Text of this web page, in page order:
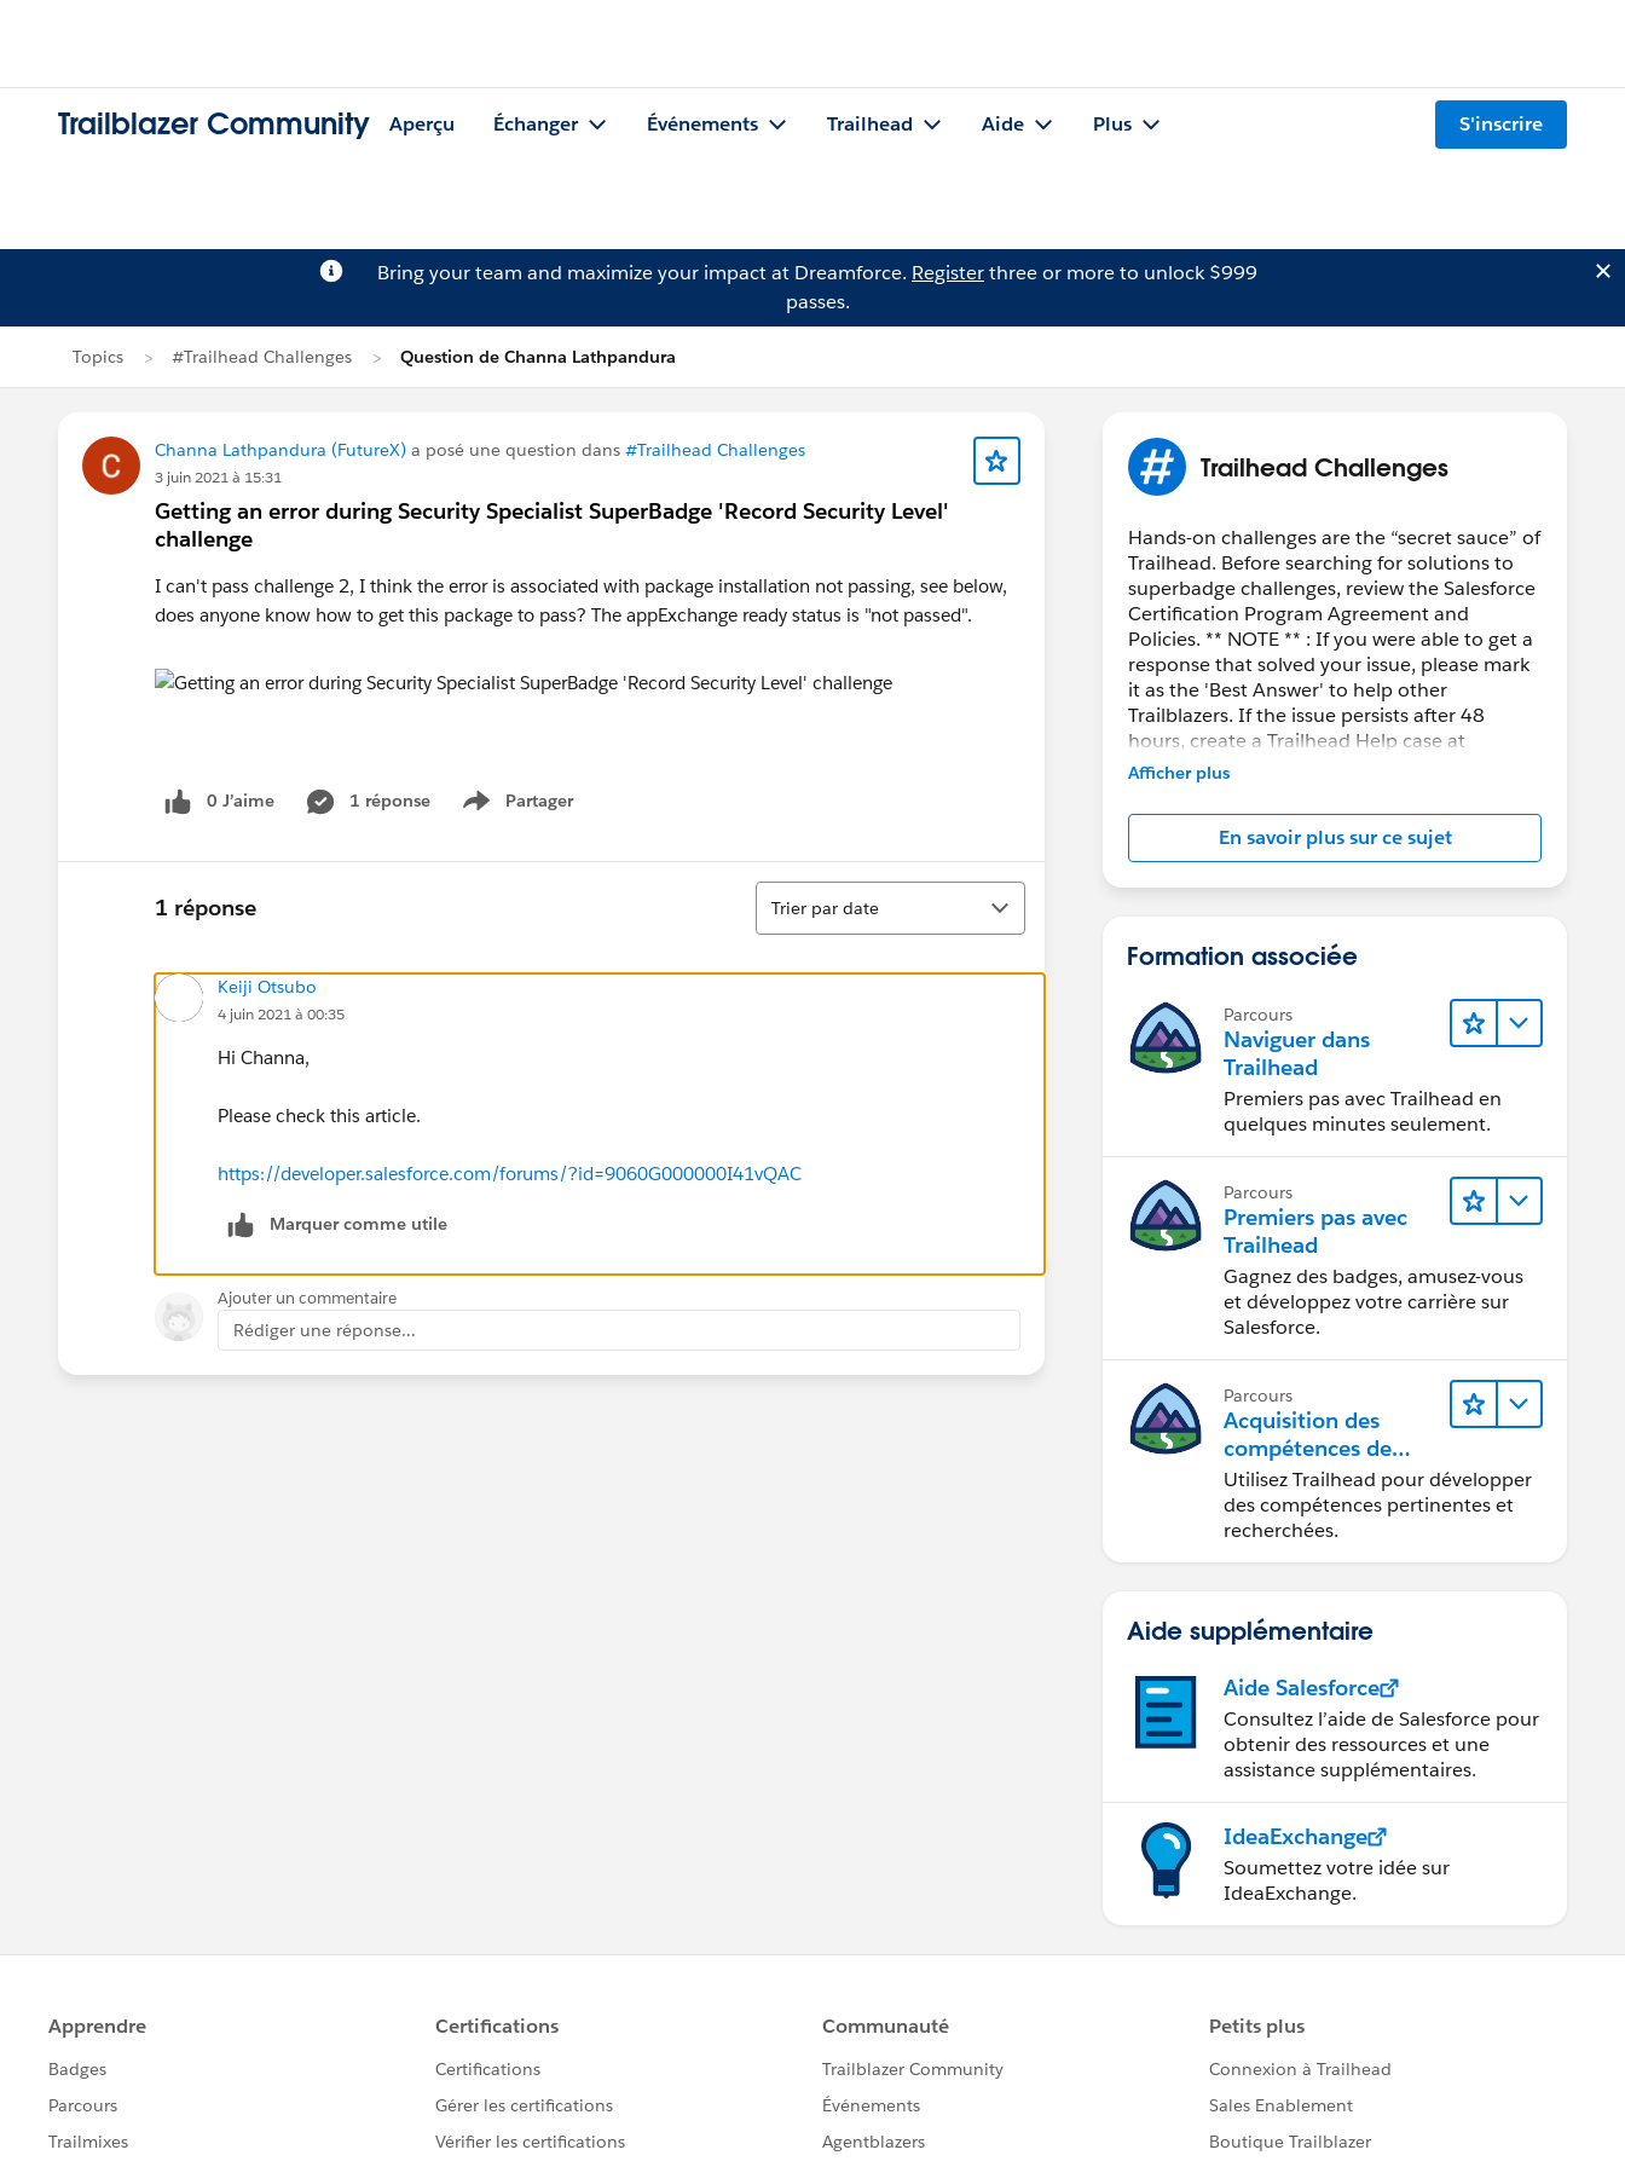
Trailblazer Community Aperçu Échanger Événements Trailhead Aide Plus S'inscrire
Bring your team and maximize your impact at Dreamforce. Registerthree or more to unlock $999
passes.
Topics #Trailhead Challenges Question de Channa Lathpandura
Channa Lathpandura (FutureX) a posé une question dans #Trailhead Challenges
3 juin 2021 à 15:31
Getting an error during Security Specialist SuperBadge 'Record Security Level'
challenge
I can't pass challenge 2, I think the error is associated with package installation not passing, see below,
does anyone know how to get this package to pass? The appExchange ready status is "not passed".
0 J’aime 1 réponse Partager
Show menu
1 réponse
Tri
Trier par date
Keiji Otsubo
4 juin 2021 à 00:35
Hi Channa,
Please check this article.
https://developer.salesforce.com/forums/?id=9060G000000I41vQAC
Marquer comme utile
Ajouter un commentaire
Rédiger une réponse...
Trailhead Challenges
Hands-on challenges are the “secret sauce” of
Trailhead. Before searching for solutions to
superbadge challenges, review the Salesforce
Certification Program Agreement and
Policies. ** NOTE ** : If you were able to get a
response that solved your issue, please mark
it as the 'Best Answer' to help other
Trailblazers. If the issue persists after 48
hours, create a Trailhead Help case at
https://help.salesforce.com/s/support
Afficher plus
En savoir plus sur ce sujet
Formation associée
Parcours
Naviguer dans
Trailhead
Premiers pas avec Trailhead en
quelques minutes seulement.
Parcours
Premiers pas avec
Trailhead
Gagnez des badges, amusez-vous
et développez votre carrière sur
Salesforce.
Parcours
Acquisition des
compétences de
demain avec
Trailhead
Utilisez Trailhead pour développer
des compétences pertinentes et
recherchées.
Aide supplémentaire
Aide Salesforce
Consultez l’aide de Salesforce pour
obtenir des ressources et une
assistance supplémentaires.
IdeaExchange
Soumettez votre idée sur
IdeaExchange.